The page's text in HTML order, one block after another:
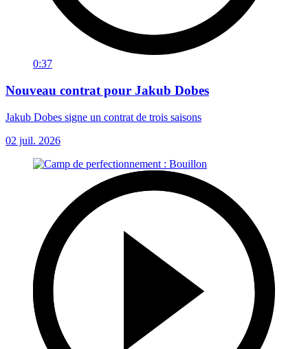
0:37
Nouveau contrat pour Jakub Dobes
Jakub Dobes signe un contrat de trois saisons
02 juil. 2026